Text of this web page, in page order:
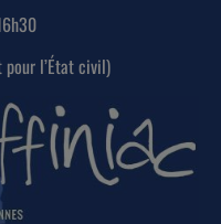
l’État civil)